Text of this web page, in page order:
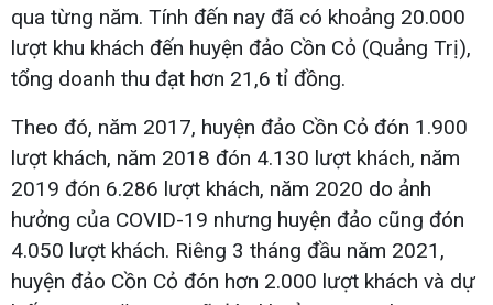
qua từng năm. Tính đến nay đã có khoảng 20.000
lượt khu khách đến huyện đảo Cồn Cỏ (Quảng Trị),
tổng doanh thu đạt hơn 21,6 tỉ đồng.
Theo đó, năm 2017, huyện đảo Cồn Cỏ đón 1.900
lượt khách, năm 2018 đón 4.130 lượt khách, năm
2019 đón 6.286 lượt khách, năm 2020 do ảnh
hưởng của COVID-19 nhưng huyện đảo cũng đón
4.050 lượt khách. Riêng 3 tháng đầu năm 2021,
huyện đảo Cồn Cỏ đón hơn 2.000 lượt khách và dự